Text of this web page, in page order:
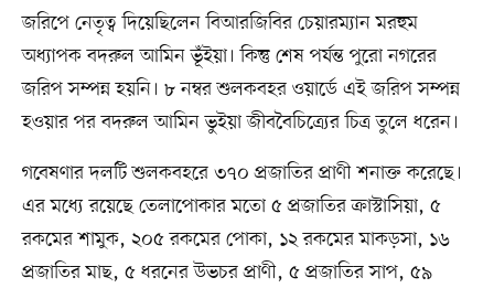
জরিপে নেতৃত্ব দিয়েছিলেন বিআরজিবির চেয়ারম্যান মরহুম
অধ্যাপক বদরুল আমিন ভূঁইয়া। কিন্তু শেষ পর্যন্ত পুরো নগরের
জরিপ সম্পন্ন হয়নি। ৮ নম্বর শুলকবহর ওয়ার্ডে এই জরিপ সম্পন্ন
হওয়ার পর বদরুল আমিন ভুইয়া জীববৈচিত্র্যের চিত্র তুলে ধরেন।
গবেষণার দলটি শুলকবহরে ৩৭০ প্রজাতির প্রাণী শনাক্ত করেছে।
এর মধ্যে রয়েছে তেলাপোকার মতো ৫ প্রজাতির ক্রাস্টাসিয়া, ৫
রকমের শামুক, ২০৫ রকমের পোকা, ১২ রকমের মাকড়সা, ১৬
প্রজাতির মাছ, ৫ ধরনের উভচর প্রাণী, ৫ প্রজাতির সাপ, ৫৯